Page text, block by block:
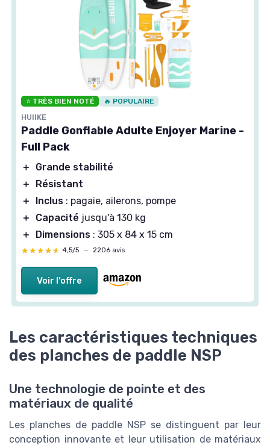
⭐ TRÈS BIEN NOTÉ 🔥 POPULAIRE
HUIIKE
Paddle Gonflable Adulte Enjoyer Marine -
Full Pack
＋
Grande stabilité
＋
Résistant
＋
Inclus : pagaie, ailerons, pompe
＋
Capacité jusqu'à 130 kg
＋
Dimensions : 305 x 84 x 15 cm
★★★★★
★★★★★ 4,5/5 — 2206 avis
Voir l'offre
Les caractéristiques techniques
des planches de paddle NSP
Une technologie de pointe et des
matériaux de qualité
Les planches de paddle NSP se distinguent par leur
conception innovante et leur utilisation de matériaux